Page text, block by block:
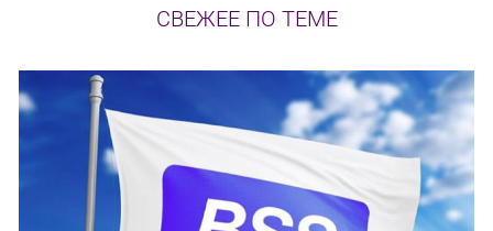
СВЕЖЕЕ ПО ТЕМЕ